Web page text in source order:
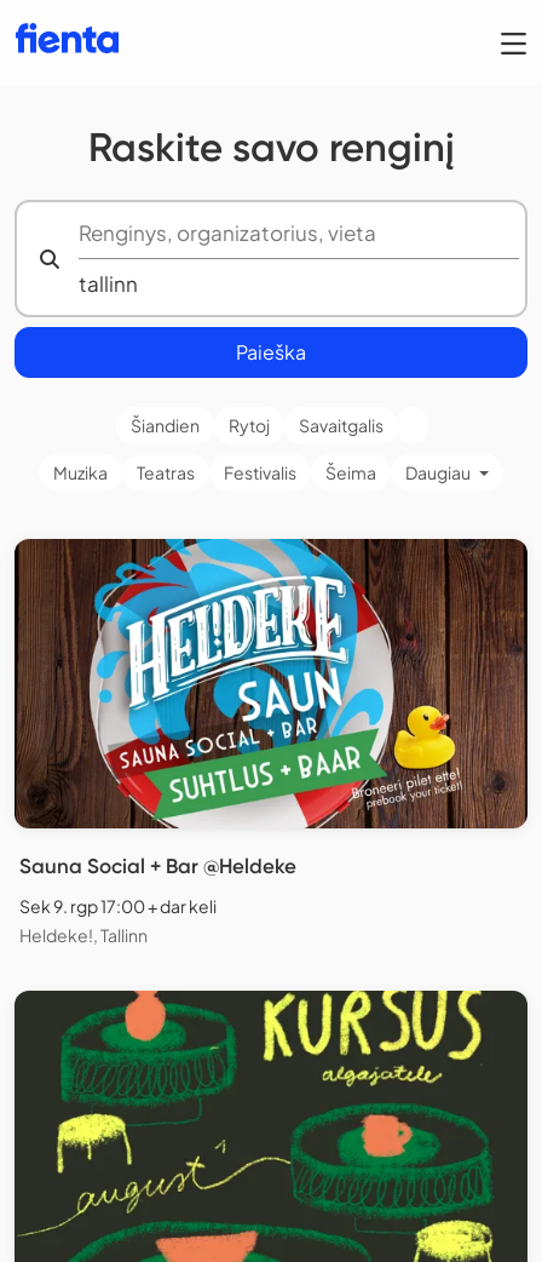
Raskite savo renginį
Paieška
Šiandien Rytoj Savaitgalis
Muzika Teatras Festivalis Šeima Daugiau
Sauna Social + Bar @Heldeke
Sek 9. rgp 17:00 + dar keli
Heldeke!, Tallinn